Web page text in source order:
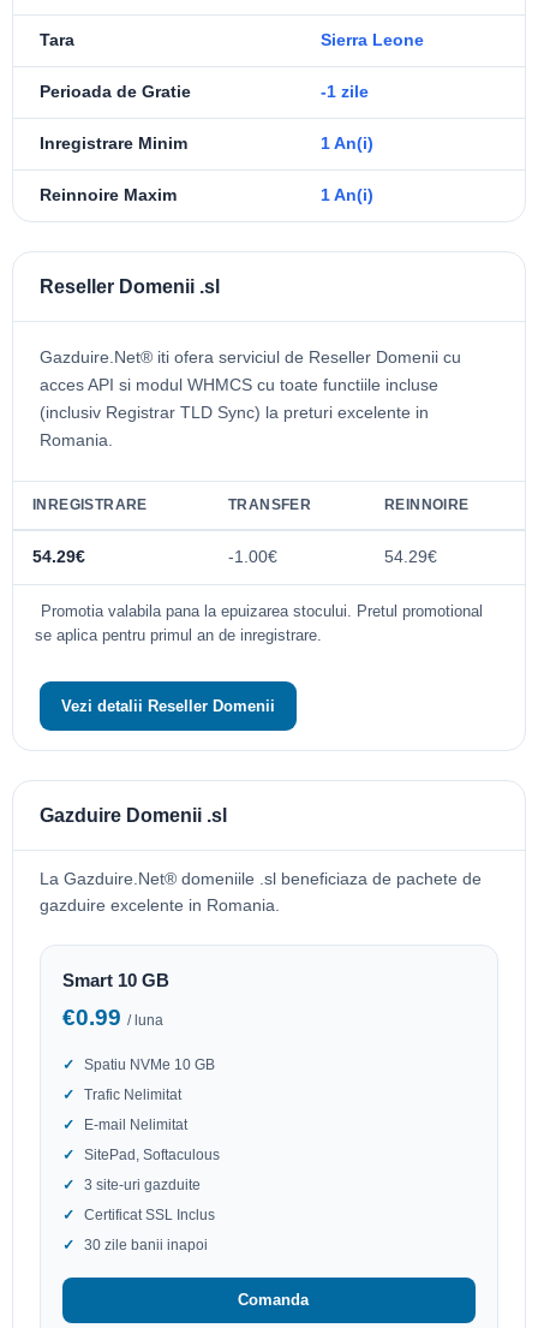
Tara Sierra Leone
Perioada de Gratie -1 zile
Inregistrare Minim 1 An(i)
Reinnoire Maxim 1 An(i)
Reseller Domenii .sl
Gazduire.Net® iti ofera serviciul de Reseller Domenii cu
acces API si modul WHMCS cu toate functiile incluse
(inclusiv Registrar TLD Sync) la preturi excelente in
Romania.
INREGISTRARE TRANSFER REINNOIRE
54.29€ -1.00€ 54.29€
Promotia valabila pana la epuizarea stocului. Pretul promotional
se aplica pentru primul an de inregistrare.
Vezi detalii Reseller Domenii
Gazduire Domenii .sl
La Gazduire.Net® domeniile .sl beneficiaza de pachete de
gazduire excelente in Romania.
Smart 10 GB
€0.99 / luna
Spatiu NVMe 10 GB
Trafic Nelimitat
E-mail Nelimitat
SitePad, Softaculous
3 site-uri gazduite
Certificat SSL Inclus
30 zile banii inapoi
Comanda